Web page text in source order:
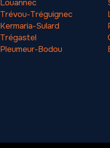
Louannec
Trévou-Tréguignec
Kermaria-Sulard
Trégastel
Pleumeur-Bodou